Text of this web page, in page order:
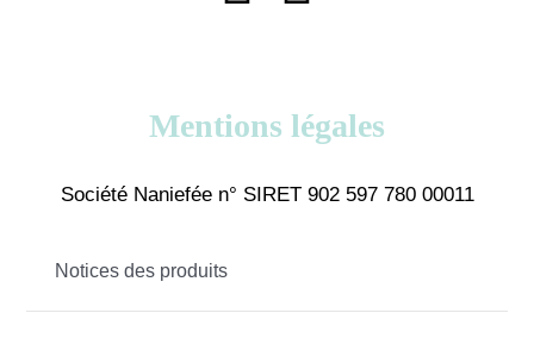
Mentions légales
Société Naniefée n° SIRET 902 597 780 00011
Notices des produits